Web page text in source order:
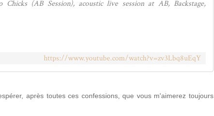
(AB Session), acoustic live session at AB, Backstage,
https://www.youtube.com/watch?v=zv3Lbq8uEqY
après toutes ces confessions, que vous m'aimerez toujours